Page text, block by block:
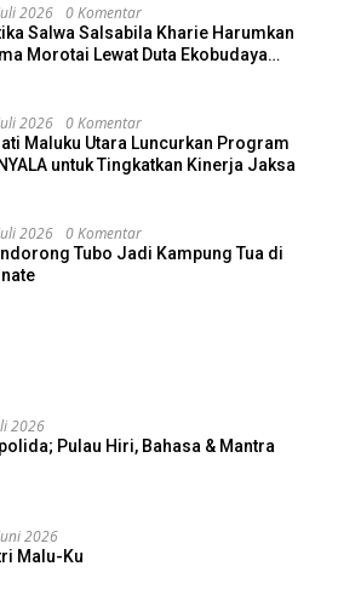
2026 0 Komentar
Salwa Salsabila Kharie Harumkan
Morotai Lewat Duta Ekobudaya
2026 0 Komentar
Maluku Utara Luncurkan Program
untuk Tingkatkan Kinerja Jaksa
2026 0 Komentar
Tubo Jadi Kampung Tua di
2026
Pulau Hiri, Bahasa & Mantra
2026
Malu-Ku